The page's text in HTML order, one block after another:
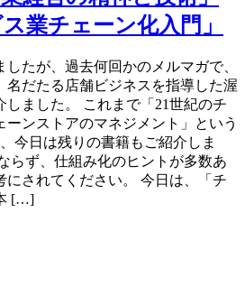
業チェーン化入門」
たが、過去何回かのメルマガで、
名だたる店舗ビジネスを指導した渥
しました。 これまで「21世紀のチ
ーンストアのマネジメント」という
今日は残りの書籍もご紹介しま
らず、仕組み化のヒントが多数あ
にされてください。 今日は、「チ
[…]